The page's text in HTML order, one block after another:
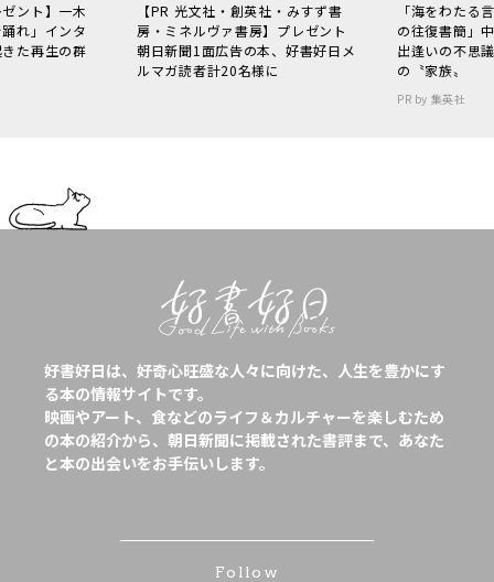
ント】一木
れ」インタ
た再生の群
【PR 光文社・創英社・みすず書
房・ミネルヴァ書房】プレゼント
朝日新聞1面広告の本、好書好日メ
ルマガ読者計20名様に
「海をわた
の往復書簡」
出逢いの不思
の〝家族〟
PR by 集英社
好書好日は、好奇心旺盛な人々に向けた、人生を豊かにす
る本の情報サイトです。
映画やアート、食などのライフ＆カルチャーを楽しむため
の本の紹介から、朝日新聞に掲載された書評まで、あなた
と本の出会いをお手伝いします。
Follow